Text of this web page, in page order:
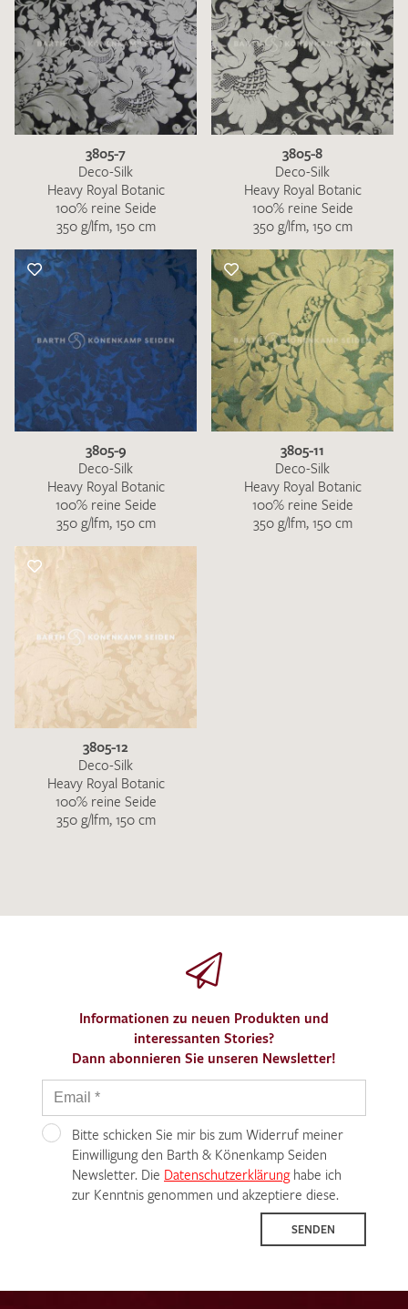
3805-7
Deco-Silk
Heavy Royal Botanic
100% reine Seide
350 g/lfm, 150 cm
3805-8
Deco-Silk
Heavy Royal Botanic
100% reine Seide
350 g/lfm, 150 cm
3805-9
Deco-Silk
Heavy Royal Botanic
100% reine Seide
350 g/lfm, 150 cm
3805-11
Deco-Silk
Heavy Royal Botanic
100% reine Seide
350 g/lfm, 150 cm
3805-12
Deco-Silk
Heavy Royal Botanic
100% reine Seide
350 g/lfm, 150 cm
Informationen zu neuen Produkten und
interessanten Stories?
Dann abonnieren Sie unseren Newsletter!
Bitte schicken Sie mir bis zum Widerruf meiner
Einwilligung den Barth & Könenkamp Seiden
Newsletter. Die Datenschutzerklärunghabe ich
zur Kenntnis genommen und akzeptiere diese.
SENDEN